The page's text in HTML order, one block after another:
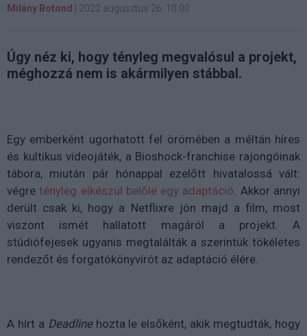
Milány Botond 2022 augusztus 26. 10:00
Úgy néz ki, hogy tényleg megvalósul a projekt,
méghozzá nem is akármilyen stábbal.
Egy emberként ugorhatott fel örömében a méltán híres
és kultikus videojáték, a Bioshock-franchise rajongóinak
tábora, miután pár hónappal ezelőtt hivatalossá vált:
végretényleg elkészül belőle egy adaptáció. Akkor annyi
derült csak ki, hogy a Netflixre jön majd a film, most
viszont ismét hallatott magáról a projekt. A
stúdiófejesek ugyanis megtalálták a szerintük tökéletes
rendezőt és forgatókönyvírót az adaptáció élére.
A hírt a Deadlinehozta le elsőként, akik megtudták, hogy